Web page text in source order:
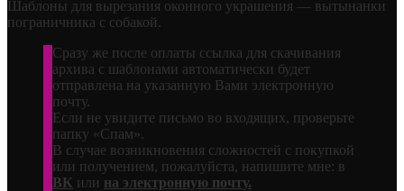
Шаблоны для вырезания оконного украшения — вытынанки
пограничника с собакой.
Сразу же после оплаты ссылка для скачивания
архива с шаблонами автоматически будет
отправлена на указанную Вами электронную
почту.
Если не увидите письмо во входящих, проверьте
папку «Спам».
В случае возникновения сложностей с покупкой
или получением, пожалуйста, напишите мне: в
ВК или на электронную почту.